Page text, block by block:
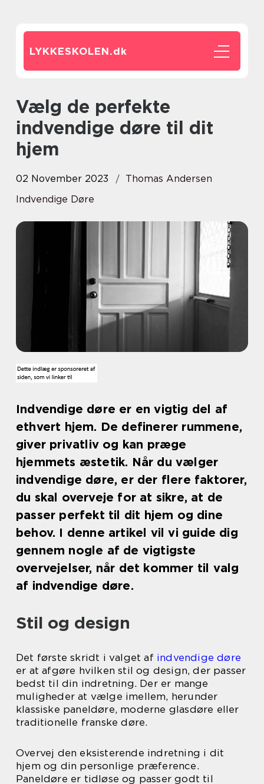
LYKKESKOLEN.dk
Vælg de perfekte
indvendige døre til dit
hjem
02 November 2023
Thomas Andersen
Indvendige Døre
Indvendige døre er en vigtig del af
ethvert hjem. De definerer rummene,
giver privatliv og kan præge
hjemmets æstetik. Når du vælger
indvendige døre, er der flere faktorer,
du skal overveje for at sikre, at de
passer perfekt til dit hjem og dine
behov. I denne artikel vil vi guide dig
gennem nogle af de vigtigste
overvejelser, når det kommer til valg
af indvendige døre.
Stil og design
Det første skridt i valget af indvendige døre
er at afgøre hvilken stil og design, der passer
bedst til din indretning. Der er mange
muligheder at vælge imellem, herunder
klassiske paneldøre, moderne glasdøre eller
traditionelle franske døre.
Overvej den eksisterende indretning i dit
hjem og din personlige præference.
Paneldøre er tidløse og passer godt til